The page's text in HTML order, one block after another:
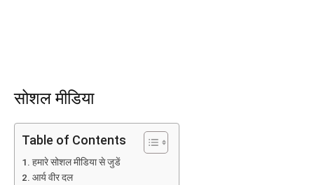
सोशल मीडिया
Table of Contents
हमारे सोशल मीडिया से जुडें
आर्य वीर दल